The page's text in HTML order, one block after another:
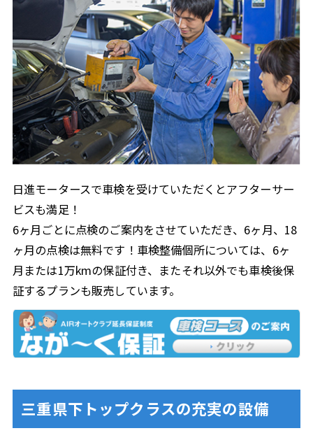
日進モータースで車検を受けていただくとアフターサー
ビスも満足！
6ヶ月ごとに点検のご案内をさせていただき、6ヶ月、18
ヶ月の点検は無料です！車検整備個所については、6ヶ
月または1万kmの保証付き、またそれ以外でも車検後保
証するプランも販売しています。
三重県下トップクラスの充実の設備